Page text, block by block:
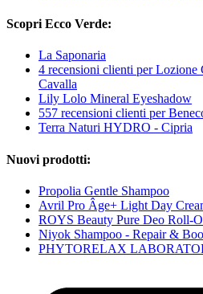
Scopri Ecco Verde:
La Saponaria
4 recensioni clienti per
Cavalla
Lily Lolo Mineral Eyeshadow
557 recensioni clienti per
Terra Naturi HYDRO - Cipria
Nuovi prodotti:
Propolia Gentle Shampoo
Avril Pro Âge+ Light Day
ROYS Beauty Pure Deo Roll-
Niyok Shampoo - Repair &
PHYTORELAX